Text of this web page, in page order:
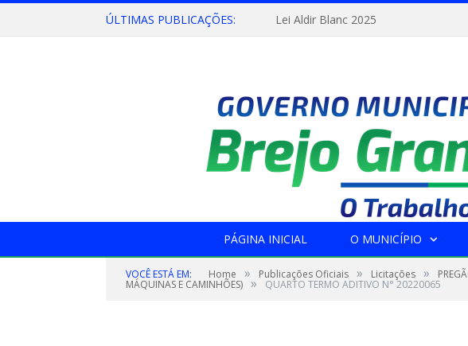
ÚLTIMAS PUBLICAÇÕES: Lei Aldir Blanc 2025
PÁGINA INICIAL O MUNICÍPIO
VOCÊ ESTÁ EM: Home » Publicações Oficiais » Licitações »
MÁQUINAS E CAMINHÕES) » QUARTO TERMO ADITIVO N° 20220065